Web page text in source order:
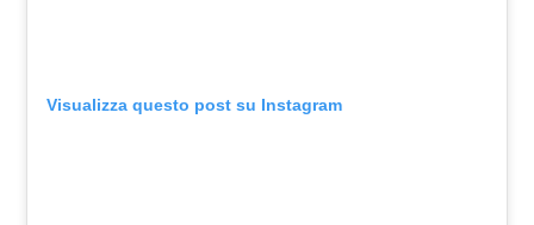
Visualizza questo post su Instagram